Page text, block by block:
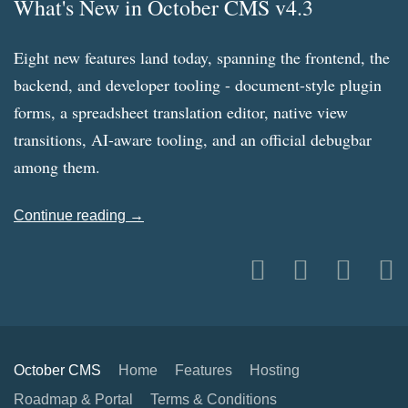
What's New in October CMS v4.3
Eight new features land today, spanning the frontend, the
backend, and developer tooling - document-style plugin
forms, a spreadsheet translation editor, native view
transitions, AI-aware tooling, and an official debugbar
among them.
Continue reading →
October CMS Home Features
Hosting
Roadmap & Portal
Terms & Conditions